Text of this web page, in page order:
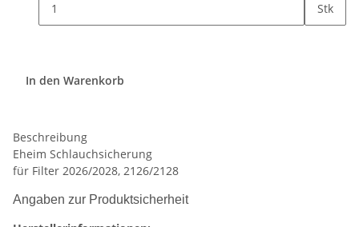
Stk
In den Warenkorb
Beschreibung
Eheim Schlauchsicherung
für Filter 2026/2028, 2126/2128
Angaben zur Produktsicherheit